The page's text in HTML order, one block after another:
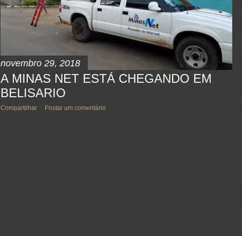
novembro 29, 2018
A MINAS NET ESTÁ CHEGANDO EM
BELISARIO
Compartilhar Postar um comentário